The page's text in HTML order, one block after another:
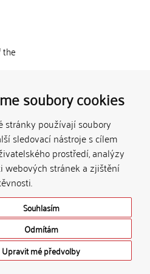
soubory cookies
stránky používají soubory
sledovací nástroje s cílem
prostředí, analýzy
webových stránek a zjištění
Souhlasím
Odmítám
Upravit mé předvolby
k
not
of
2002-